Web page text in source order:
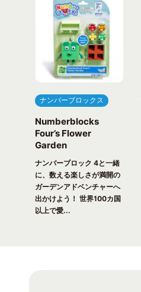
ナンバーブロックス
Numberblocks
Four’s Flower
Garden
ナンバーブロック 4と一緒
に、数える楽しさが満開の
ガーデンアドベンチャーへ
出かけよう！ 世界100カ国
以上で愛...